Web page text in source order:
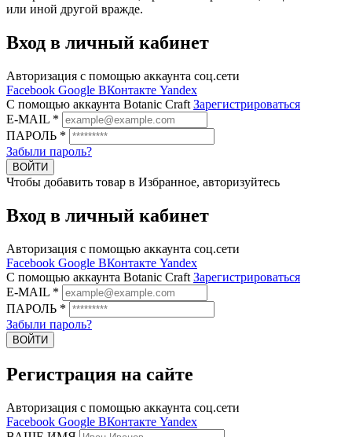
или иной другой вражде.
Вход в личный кабинет
Авторизация с помощью аккаунта соц.сети
Facebook Google ВКонтакте Yandex
C помощью аккаунта Botanic Craft Зарегистрироваться
E-MAIL *
ПАРОЛЬ *
Забыли пароль?
ВОЙТИ
Чтобы добавить товар в Избранное, авторизуйтесь
Вход в личный кабинет
Авторизация с помощью аккаунта соц.сети
Facebook Google ВКонтакте Yandex
C помощью аккаунта Botanic Craft Зарегистрироваться
E-MAIL *
ПАРОЛЬ *
Забыли пароль?
ВОЙТИ
Регистрация на сайте
Авторизация с помощью аккаунта соц.сети
Facebook Google ВКонтакте Yandex